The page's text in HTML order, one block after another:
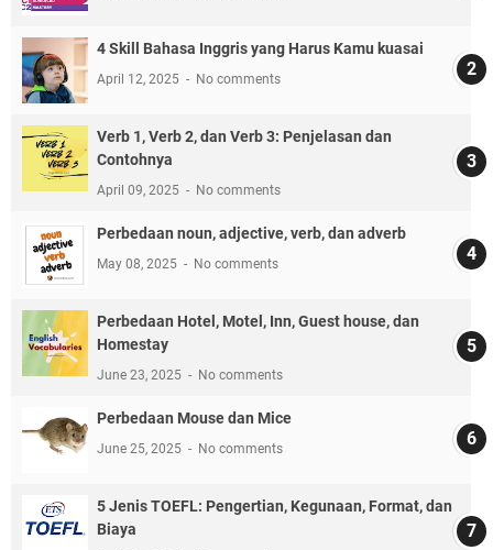
4 Skill Bahasa Inggris yang Harus Kamu kuasai
April 12, 2025 No comments
Verb 1, Verb 2, dan Verb 3: Penjelasan dan
Contohnya
April 09, 2025 No comments
Perbedaan noun, adjective, verb, dan adverb
May 08, 2025 No comments
Perbedaan Hotel, Motel, Inn, Guest house, dan
Homestay
June 23, 2025 No comments
Perbedaan Mouse dan Mice
June 25, 2025 No comments
5 Jenis TOEFL: Pengertian, Kegunaan, Format, dan
Biaya